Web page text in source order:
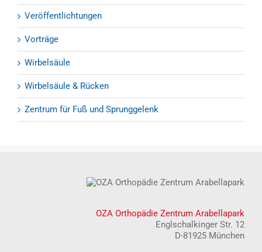
Veröffentlichtungen
Vorträge
Wirbelsäule
Wirbelsäule & Rücken
Zentrum für Fuß und Sprunggelenk
OZA Orthopädie Zentrum Arabellapark
Englschalkinger Str. 12
D-81925 München